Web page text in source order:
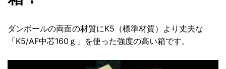
ダンボールの両面の材質にK5（標準材質）より丈夫な
「K5/AF中芯160ｇ」を使った強度の高い箱です。